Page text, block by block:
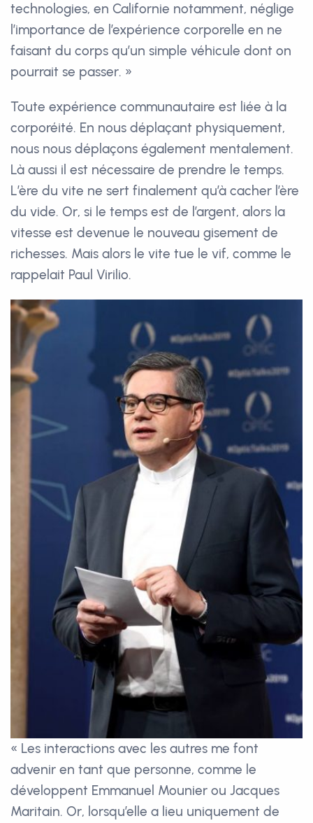
technologies, en Californie notamment, néglige
l’importance de l’expérience corporelle en ne
faisant du corps qu’un simple véhicule dont on
pourrait se passer. »
Toute expérience communautaire est liée à la
corporéité. En nous déplaçant physiquement,
nous nous déplaçons également mentalement.
Là aussi il est nécessaire de prendre le temps.
L’ère du vite ne sert finalement qu’à cacher l’ère
du vide. Or, si le temps est de l’argent, alors la
vitesse est devenue le nouveau gisement de
richesses. Mais alors le vite tue le vif, comme le
rappelait Paul Virilio.
« Les interactions avec les autres me font
advenir en tant que personne, comme le
développent Emmanuel Mounier ou Jacques
Maritain. Or, lorsqu’elle a lieu uniquement de